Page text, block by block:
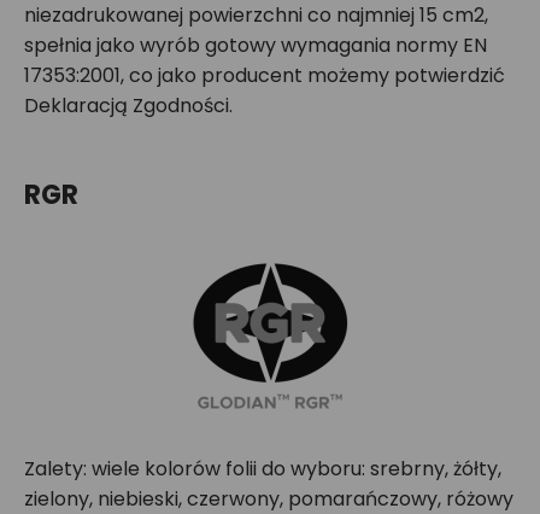
niezadrukowanej powierzchni co najmniej 15 cm2,
spełnia jako wyrób gotowy wymagania normy EN
17353:2001, co jako producent możemy potwierdzić
Deklaracją Zgodności.
RGR
Zalety: wiele kolorów folii do wyboru: srebrny, żółty,
zielony, niebieski, czerwony, pomarańczowy, różowy